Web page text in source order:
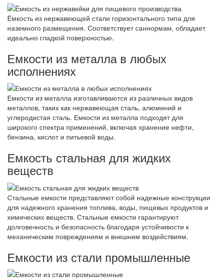
Ёмкость из нержавеющей стали горизонтального типа для
наземного размещения. Соответствует саннормам, обладает
идеально гладкой поверхностью.
Емкости из металла в любых
исполнениях
Емкости из металла изготавливаются из различных видов
металлов, таких как нержавеющая сталь, алюминий и
углеродистая сталь. Емкости из металла подходят для
широкого спектра применений, включая хранение нефти,
бензина, кислот и питьевой воды.
Емкость стальная для жидких
веществ
Стальные емкости представляют собой надежные конструкции
для надежного хранения топлива, воды, пищевых продуктов и
химических веществ. Стальные емкости гарантируют
долговечность и безопасность благодаря устойчивости к
механическим повреждениям и внешним воздействиям.
Емкости из стали промышленные